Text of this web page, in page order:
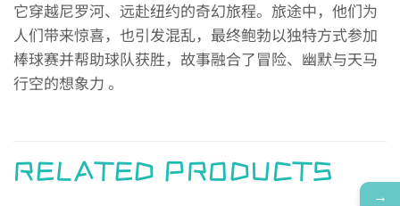
它穿越尼罗河、远赴纽约的奇幻旅程。旅途中，他们为
人们带来惊喜，也引发混乱，最终鲍勃以独特方式参加
棒球赛并帮助球队获胜，故事融合了冒险、幽默与天马
行空的想象力 。
RELATED PRODUCTS
→